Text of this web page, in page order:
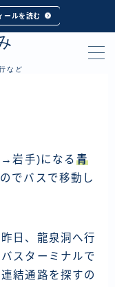
ールを読む
など
岩手)になる 青
でバスで移動し
日、龍泉洞へ行
スターミナルで
結通路を探すの